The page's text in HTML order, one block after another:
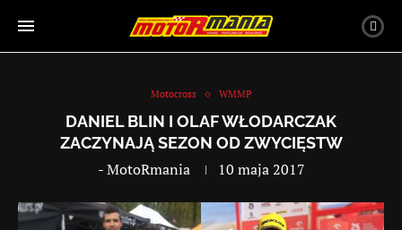
Motocross WMMP
DANIEL BLIN I OLAF WŁODARCZAK
ZACZYNAJĄ SEZON OD ZWYCIĘSTW
-MotoRmania 10 maja 2017